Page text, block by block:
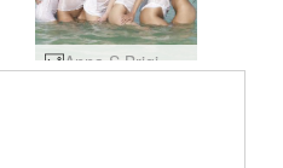
Anna S Brigi Melissa Muriel Suzie Suzie Carina tropikalna biel #57